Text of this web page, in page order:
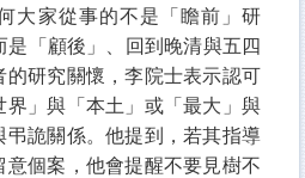
大家從事的不是「瞻前」研
是「顧後」、回到晚清與五四
的研究關懷，李院士表示認可
界」與「本土」或「最大」與
弔詭關係。他提到，若其指導
意個案，他會提醒不要見樹不